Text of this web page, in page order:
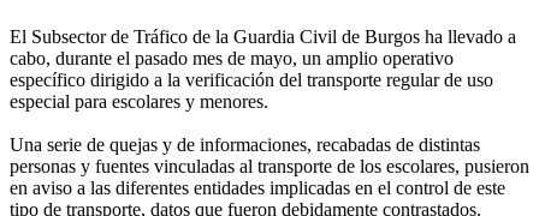
El Subsector de Tráfico de la Guardia Civil de Burgos ha llevado a
cabo, durante el pasado mes de mayo, un amplio operativo
específico dirigido a la verificación del transporte regular de uso
especial para escolares y menores.
Una serie de quejas y de informaciones, recabadas de distintas
personas y fuentes vinculadas al transporte de los escolares, pusieron
en aviso a las diferentes entidades implicadas en el control de este
tipo de transporte, datos que fueron debidamente contrastados.